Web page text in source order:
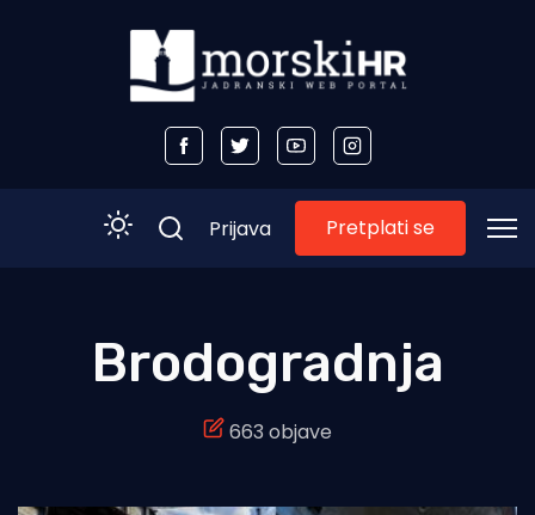
Morski plus
Prijava Pretplati se
Brodogradnja
663 objave